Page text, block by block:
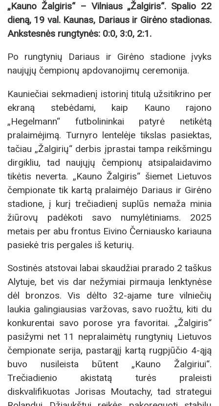
„Kauno Žalgiris“ – Vilniaus „Žalgiris“. Spalio 22
dieną, 19 val. Kaunas, Dariaus ir Girėno stadionas.
Ankstesnės rungtynės: 0:0, 3:0, 2:1.
Po rungtynių Dariaus ir Girėno stadione įvyks
naujųjų čempionų apdovanojimų ceremonija.
Kauniečiai sekmadienį istorinį titulą užsitikrino per
ekraną stebėdami, kaip Kauno rajono
„Hegelmann“ futbolininkai patyrė netikėtą
pralaimėjimą. Turnyro lentelėje tikslas pasiektas,
tačiau „Žalgirių“ derbis įprastai tampa reikšmingu
dirgikliu, tad naujųjų čempionų atsipalaidavimo
tikėtis neverta. „Kauno Žalgiris“ šiemet Lietuvos
čempionate tik kartą pralaimėjo Dariaus ir Girėno
stadione, į kurį trečiadienį suplūs nemaža minia
žiūrovų padėkoti savo numylėtiniams. 2025
metais per abu frontus Eivino Černiausko kariauna
pasiekė tris pergales iš keturių.
Sostinės atstovai labai skaudžiai prarado 2 taškus
Alytuje, bet vis dar nežymiai pirmauja lenktynėse
dėl bronzos. Vis dėlto 32-ajame ture vilniečių
laukia galingiausias varžovas, savo ruožtu, kiti du
konkurentai savo porose yra favoritai. „Žalgiris“
pasižymi net 11 nepralaimėtų rungtynių Lietuvos
čempionate serija, pastarąjį kartą rugpjūčio 4-ąją
buvo nusileista būtent „Kauno Žalgiriui“.
Trečiadienio akistatą turės praleisti
diskvalifikuotas Jorisas Moutachy, tad strategui